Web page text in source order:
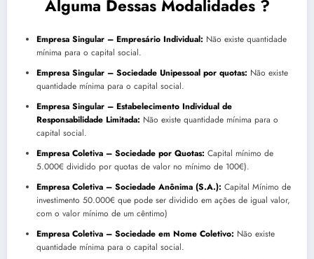
Alguma Dessas Modalidades ?
Empresa Singular – Empresário Individual: Não existe quantidade
mínima para o capital social.
Empresa Singular – Sociedade Unipessoal por quotas: Não existe
quantidade mínima para o capital social.
Empresa Singular – Estabelecimento Individual de
Responsabilidade Limitada: Não existe quantidade mínima para o
capital social.
Empresa Coletiva – Sociedade por Quotas: Capital mínimo de
5.000€ dividido por quotas de valor no mínimo de 100€).
Empresa Coletiva – Sociedade Anônima (S.A.): Capital Mínimo de
investimento 50.000€ que pode ser dividido em ações de igual valor,
com o valor mínimo de um cêntimo)
Empresa Coletiva – Sociedade em Nome Coletivo: Não existe
quantidade mínima para o capital social.